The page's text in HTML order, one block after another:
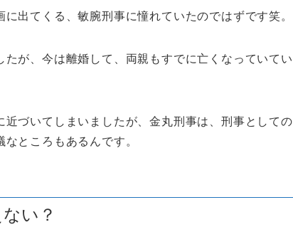
出てくる、敏腕刑事に憧れていたのではずです笑。
が、今は離婚して、両親もすでに亡くなっていてい
近づいてしまいましたが、金丸刑事は、刑事としての
ところもあるんです。
い？